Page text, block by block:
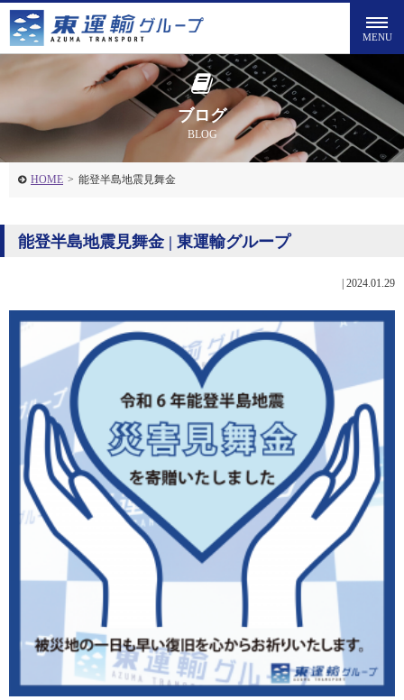
ブログ
BLOG
HOME > 能登半島地震見舞金
能登半島地震見舞金 | 東運輸グループ
2024.01.29